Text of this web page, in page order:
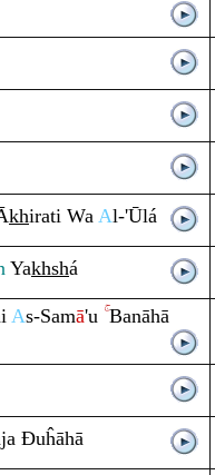
khirati Wa Al-'Ūlá
Yakhshá
As-Samā'u Banāhā
ja Đuĥāhā